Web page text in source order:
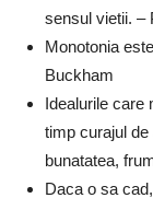
sensul vietii. –
Monotonia
Buckham
Idealurile care
timp curajul
bunatatea,
Daca o sa